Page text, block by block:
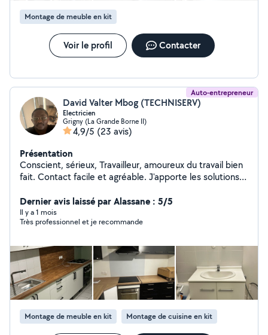
Montage de meuble en kit
Voir le profil Contacter
Auto-entrepreneur
David Valter Mbog (TECHNISERV)
Electricien
Grigny (La Grande Borne II)
4,9/5 (23 avis)
Présentation
Conscient, sérieux, Travailleur, amoureux du travail bien
fait. Contact facile et agréable. J'apporte les solutions
fini.
Dernier avis laissé par Alassane : 5/5
Il y a 1 mois
Très professionnel et je recommande
Montage de meuble en kit Montage de cuisine en kit